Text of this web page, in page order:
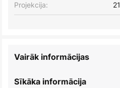
Projekcija:
Sīkāka informācija
Vairāk informācijas